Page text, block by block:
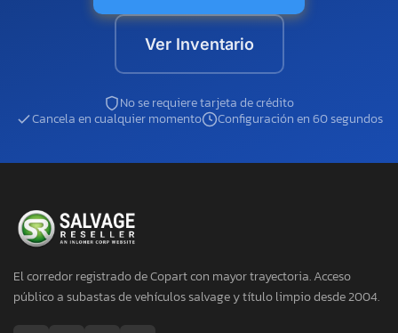
Ver Inventario
No se requiere tarjeta de crédito
Cancela en cualquier momento
Configuración en 60 segundos
El corredor registrado de Copart con mayor trayectoria. Acceso
público a subastas de vehículos salvage y título limpio desde 2004.